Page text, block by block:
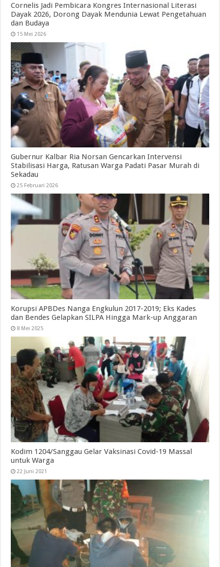
Cornelis Jadi Pembicara Kongres Internasional Literasi
Dayak 2026, Dorong Dayak Mendunia Lewat Pengetahuan
dan Budaya
15 Mei 2026
Gubernur Kalbar Ria Norsan Gencarkan Intervensi
Stabilisasi Harga, Ratusan Warga Padati Pasar Murah di
Sekadau
25 Februari 2026
Korupsi APBDes Nanga Engkulun 2017-2019; Eks Kades
dan Bendes Gelapkan SILPA Hingga Mark-up Anggaran
8 Mei 2025
Kodim 1204/Sanggau Gelar Vaksinasi Covid-19 Massal
untuk Warga
22 Juni 2021